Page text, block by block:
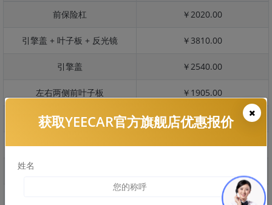
前保险杠 ￥2020.00
引擎盖 + 叶子板 + 反光镜 ￥3810.00
引擎盖 ￥2540.00
左右两侧前叶子板 ￥1905.00
反光镜 ￥380.00
后保险杠 ￥1425.00
获取YEECAR官方旗舰店优惠报价
姓名